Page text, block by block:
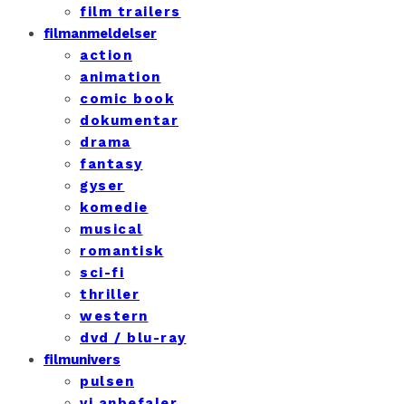
film trailers
filmanmeldelser
action
animation
comic book
dokumentar
drama
fantasy
gyser
komedie
musical
romantisk
sci-fi
thriller
western
dvd / blu-ray
filmunivers
pulsen